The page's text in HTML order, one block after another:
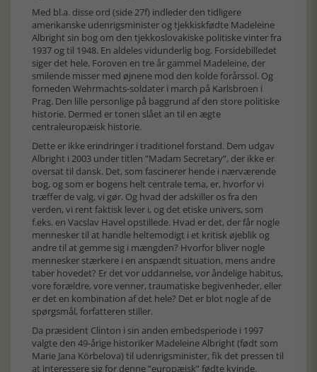
Med bl.a. disse ord (side 27f) indleder den tidligere
amerikanske udenrigsminister og tjekkiskfødte Madeleine
Albright sin bog om den tjekkoslovakiske politiske vinter fra
1937 og til 1948. En aldeles vidunderlig bog. Forsidebilledet
siger det hele. Foroven en tre år gammel Madeleine, der
smilende misser med øjnene mod den kolde forårssol. Og
forneden Wehrmachts-soldater i march på Karlsbroen i
Prag. Den lille personlige på baggrund af den store politiske
historie. Dermed er tonen slået an til en ægte
centraleuropæisk historie.
Dette er ikke erindringer i traditionel forstand. Dem udgav
Albright i 2003 under titlen ”Madam Secretary”, der ikke er
oversat til dansk. Det, som fascinerer hende i nærværende
bog, og som er bogens helt centrale tema, er, hvorfor vi
træffer de valg, vi gør. Og hvad der adskiller os fra den
verden, vi rent faktisk lever i, og det etiske univers, som
f.eks. en Vacslav Havel opstillede. Hvad er det, der får nogle
mennesker til at handle heltemodigt i et kritisk øjeblik og
andre til at gemme sig i mængden? Hvorfor bliver nogle
mennesker stærkere i en anspændt situation, mens andre
taber hovedet? Er det vor uddannelse, vor åndelige habitus,
vore forældre, vore venner, traumatiske begivenheder, eller
er det en kombination af det hele? Det er blot nogle af de
spørgsmål, forfatteren stiller.
Da præsident Clinton i sin anden embedsperiode i 1997
valgte den 49-årige historiker Madeleine Albright (født som
Marie Jana Körbelova) til udenrigsminister, fik det pressen til
at interessere sig for denne ”europæisk” fødte kvinde.